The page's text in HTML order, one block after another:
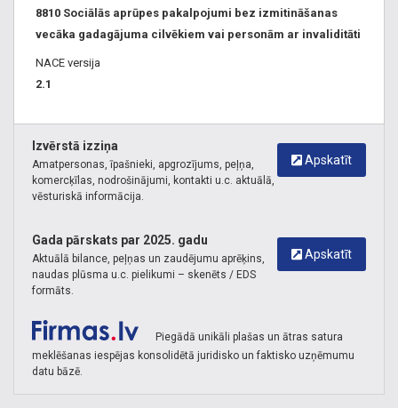
8810 Sociālās aprūpes pakalpojumi bez izmitināšanas
vecāka gadagājuma cilvēkiem vai personām ar invaliditāti
NACE versija
2.1
Apskatīt
Izvērstā izziņa
Amatpersonas, īpašnieki, apgrozījums, peļņa,
komercķīlas, nodrošinājumi, kontakti u.c. aktuālā,
vēsturiskā informācija.
Apskatīt
Gada pārskats par 2025. gadu
Aktuālā bilance, peļņas un zaudējumu aprēķins,
naudas plūsma u.c. pielikumi – skenēts / EDS
formāts.
Piegādā unikāli plašas un ātras satura
meklēšanas iespējas konsolidētā juridisko un faktisko uzņēmumu
datu bāzē.